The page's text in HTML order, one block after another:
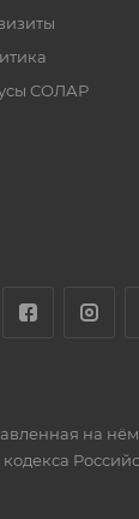
СОЛАР
на